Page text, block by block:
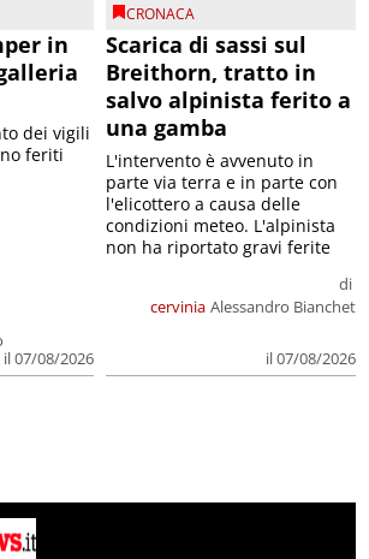
in
il 07/08/2026
dei vigili
feriti
CRONACA
Scarica di sassi sul
Breithorn, tratto in
salvo alpinista ferito a
una gamba
cervinia
di
Alessandro Bianchet
il 07/08/2026
L'intervento è avvenuto in
parte via terra e in parte con
l'elicottero a causa delle
condizioni meteo. L'alpinista
non ha riportato gravi ferite